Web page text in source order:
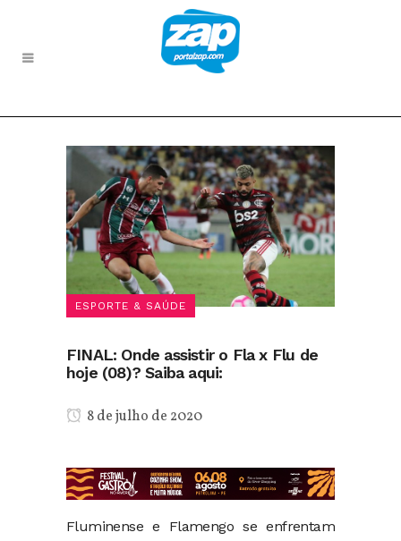
ESPORTE & SAÚDE
FINAL: Onde assistir o Fla x Flu de
hoje (08)? Saiba aqui:
8 de julho de 2020
Fluminense e Flamengo se enfrentam